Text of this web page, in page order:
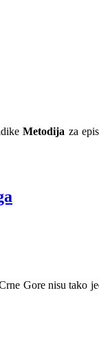
Metodija za
Gore nisu tako